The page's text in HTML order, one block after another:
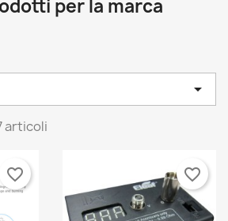
per la marca

articoli
favorite_border favorite_border